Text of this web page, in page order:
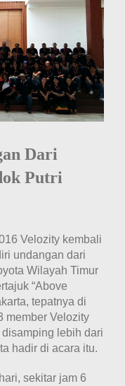
Dari
Putri
Velozity kembali
undangan dari
Wilayah Timur
“Above
tepatnya di
member Velozity
lebih dari
hadir di acara itu.
sekitar jam 6